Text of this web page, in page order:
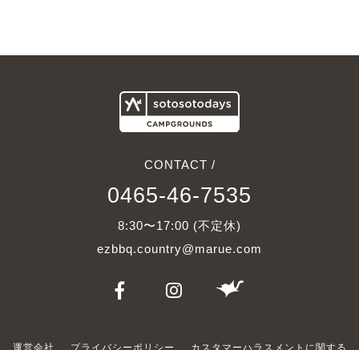
CONTACT /
0465-46-7535
8:30〜17:00 (不定休)
ezbbq.country@marue.com
運営会社 プライバシーポリシー カスタマーハラスメントに関する